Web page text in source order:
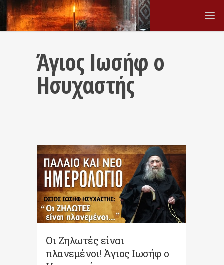
Άγιος Ιωσήφ ο
Ησυχαστής
Οι Ζηλωτές είναι
πλανεμένοι! Άγιος Ιωσήφ ο